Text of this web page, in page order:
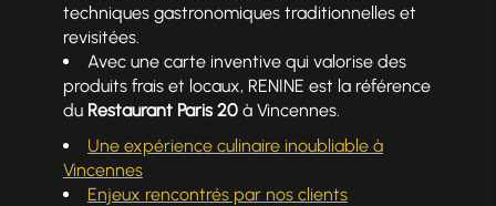
techniques gastronomiques traditionnelles et
revisitées.
Avec une carte inventive qui valorise des
produits frais et locaux, RENINE est la référence
du Restaurant Paris 20à Vincennes.
Une expérience culinaire inoubliable à
Vincennes
Enjeux rencontrés par nos clients